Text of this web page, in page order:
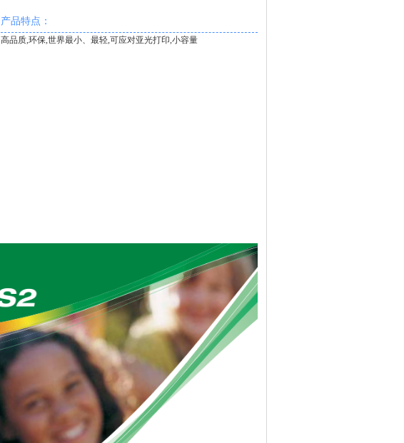
产品特点：
高品质,环保,世界最小、最轻,可应对亚光打印,小容量